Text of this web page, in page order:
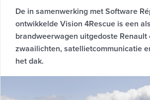
De in samenwerking met Software
ontwikkelde Vision 4Rescue is een als
brandweerwagen uitgedoste Renault
zwaailichten, satellietcommunicatie
het dak.